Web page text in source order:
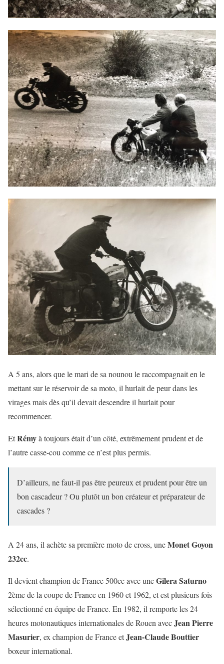
A 5 ans, alors que le mari de sa nounou le raccompagnait en le
mettant sur le réservoir de sa moto, il hurlait de peur dans les
virages mais dès qu’il devait descendre il hurlait pour
recommencer.
EtRémyà toujours était d’un côté, extrêmement prudent et de
l’autre casse-cou comme ce n’est plus permis.
D’ailleurs, ne faut-il pas être peureux et prudent pour être un
bon cascadeur ? Ou plutôt un bon créateur et préparateur de
cascades ?
A 24 ans, il achète sa première moto de cross, uneMonet Goyon
232cc.
Il devient champion de France 500cc avec uneGilera Saturno
2ème de la coupe de France en 1960 et 1962, et est plusieurs fois
sélectionné en équipe de France. En 1982, il remporte les 24
heures motonautiques internationales de Rouen avecJean Pierre
Masurier, ex champion de France etJean-Claude Bouttier
boxeur international.